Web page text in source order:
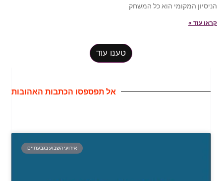
הניסיון המקומי הוא כל המשחק
קראו עוד »
טענו עוד
אל תפספסו הכתבות האהובות
אירועי השבוע בגבעתיים